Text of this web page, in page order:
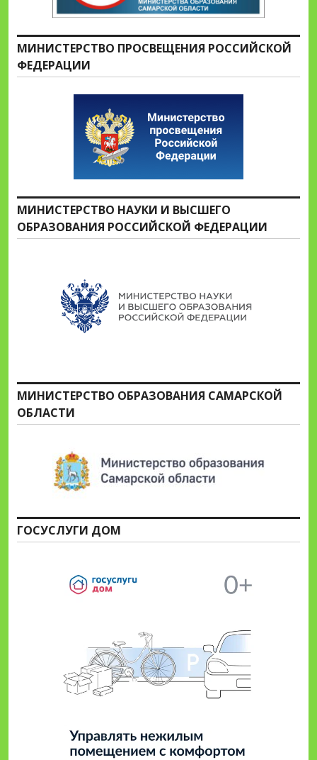
МИНИСТЕРСТВО ПРОСВЕЩЕНИЯ РОССИЙСКОЙ
ФЕДЕРАЦИИ
МИНИСТЕРСТВО НАУКИ И ВЫСШЕГО
ОБРАЗОВАНИЯ РОССИЙСКОЙ ФЕДЕРАЦИИ
МИНИСТЕРСТВО ОБРАЗОВАНИЯ САМАРСКОЙ
ОБЛАСТИ
ГОСУСЛУГИ ДОМ